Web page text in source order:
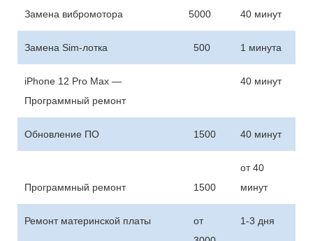
Замена вибромотора 5000 40 минут
Замена Sim-лотка 500 1 минута
iPhone 12 Pro Max —
Программный ремонт
40 минут
Обновление ПО 1500 40 минут
Программный ремонт 1500
от 40
минут
Ремонт материнской платы
от
1-3 дня